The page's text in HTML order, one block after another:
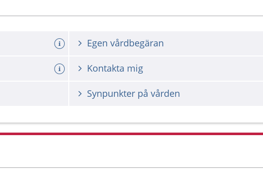
Egen vårdbegäran
Kontakta mig
Synpunkter på vården